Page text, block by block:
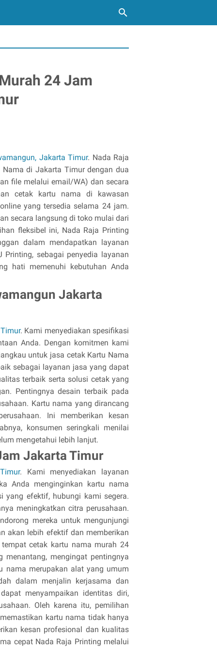
24 Jam
Jakarta Timur. Nada Raja
di Jakarta Timur dengan dua
file melalui email/WA) dan secara
cetak kartu nama di kawasan
yang tersedia selama 24 jam.
secara langsung di toko mulai dari
fleksibel ini, Nada Raja Printing
dalam mendapatkan layanan
sebagai penyedia layanan
hati memenuhi kebutuhan Anda
Jakarta
. Kami menyediakan spesifikasi
Anda. Dengan komitmen kami
untuk jasa cetak Kartu Nama
sebagai layanan jasa yang dapat
terbaik serta solusi cetak yang
Pentingnya desain terbaik pada
Kartu nama yang dirancang
Ini memberikan kesan
konsumen seringkali menilai
mengetahui lebih lanjut.
Jakarta Timur
. Kami menyediakan layanan
Anda menginginkan kartu nama
yang efektif, hubungi kami segera.
meningkatkan citra perusahaan.
mereka untuk mengunjungi
akan lebih efektif dan memberikan
cetak kartu nama murah 24
mengingat pentingnya
nama merupakan alat yang umum
dalam menjalin kerjasama dan
menyampaikan identitas diri,
Oleh karena itu, pemilihan
kartu nama tidak hanya
kesan profesional dan kualitas
cepat Nada Raja Printing melalui